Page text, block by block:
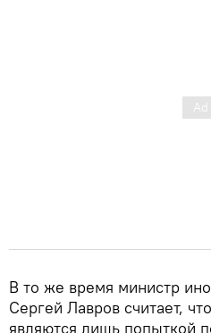
В то же время министр
Сергей Лавров считает,
являются лишь попыткой